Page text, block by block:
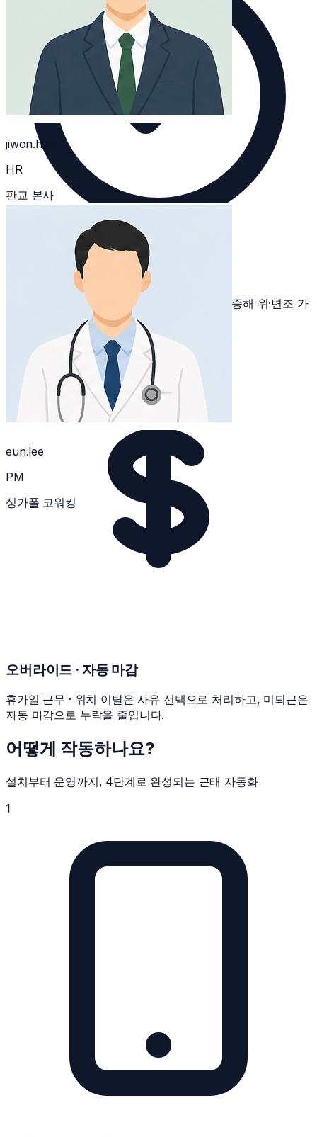
jiwon.han
HR
판교 본사
eun.lee
PM
싱가폴 코워킹
여러 신호 교차 검증
단일 신호 의존을 피하고 여러 신호를 교차 검증해 위·변조 가
능성을 낮춥니다.
오버라이드 · 자동 마감
휴가일 근무 · 위치 이탈은 사유 선택으로 처리하고, 미퇴근은
자동 마감으로 누락을 줄입니다.
어떻게 작동하나요?
설치부터 운영까지, 4단계로 완성되는 근태 자동화
1